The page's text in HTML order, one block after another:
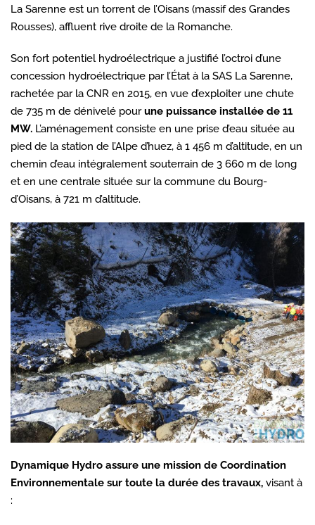
La Sarenne est un torrent de l’Oisans (massif des Grandes
Rousses), affluent rive droite de la Romanche.
Son fort potentiel hydroélectrique a justifié l’octroi d’une
concession hydroélectrique par l’État à la SAS La Sarenne,
rachetée par la CNR en 2015, en vue d’exploiter une chute
de 735 m de dénivelé pourune puissance installée de 11
MW. L’aménagement consiste en une prise d’eau située au
pied de la station de l’Alpe d’huez, à 1 456 m d’altitude, en un
chemin d’eau intégralement souterrain de 3 660 m de long
et en une centrale située sur la commune du Bourg-
d’Oisans, à 721 m d’altitude.
Dynamique Hydro assure une mission de Coordination
Environnementale sur toute la durée des travaux, visant à
: